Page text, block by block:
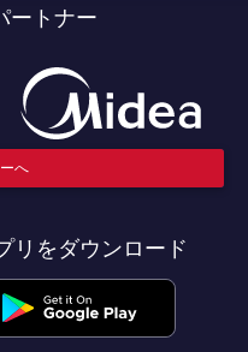
ートナー
へ
リをダウンロード